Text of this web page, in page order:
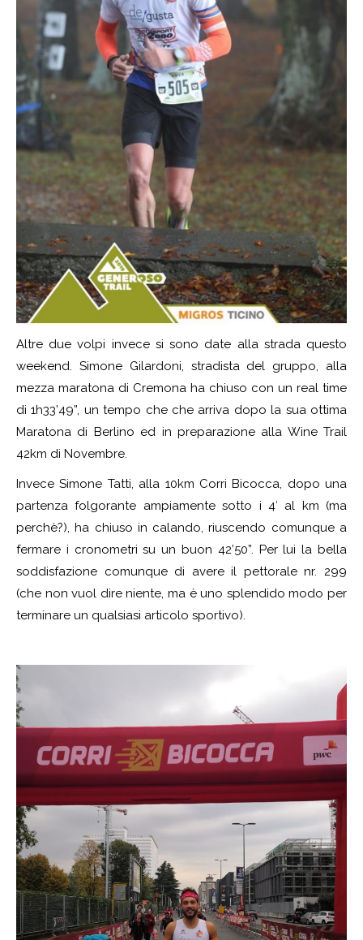
Altre due volpi invece si sono date alla strada questo
weekend. Simone Gilardoni, stradista del gruppo, alla
mezza maratona di Cremona ha chiuso con un real time
di 1h33’49”, un tempo che che arriva dopo la sua ottima
Maratona di Berlino ed in preparazione alla Wine Trail
42km di Novembre.
Invece Simone Tatti, alla 10km Corri Bicocca, dopo una
partenza folgorante ampiamente sotto i 4′ al km (ma
perchè?), ha chiuso in calando, riuscendo comunque a
fermare i cronometri su un buon 42’50”. Per lui la bella
soddisfazione comunque di avere il pettorale nr. 299
(che non vuol dire niente, ma è uno splendido modo per
terminare un qualsiasi articolo sportivo).